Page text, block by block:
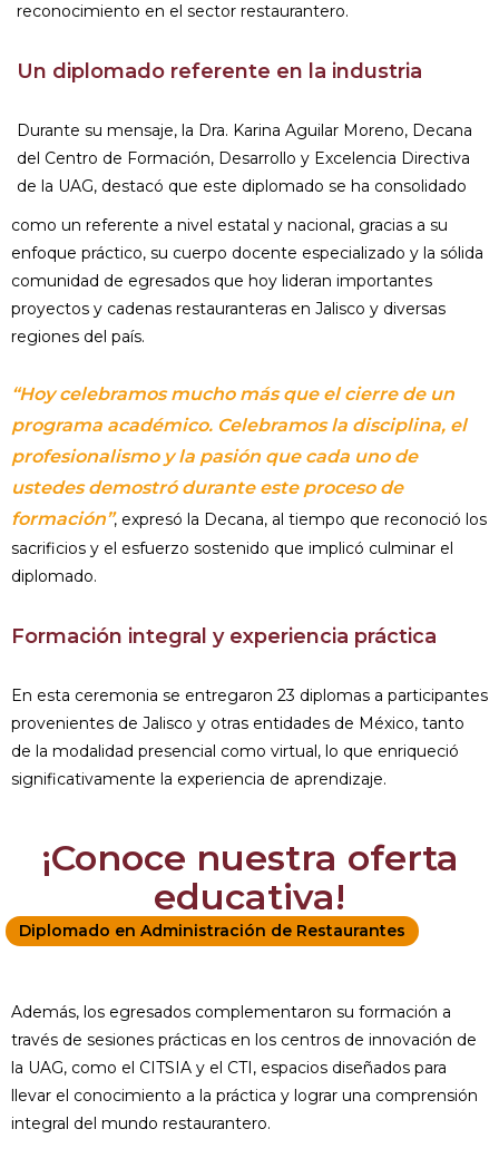
reconocimiento en el sector restaurantero.
Un diplomado referente en la industria
Durante su mensaje, la Dra. Karina Aguilar Moreno, Decana
del Centro de Formación, Desarrollo y Excelencia Directiva
de la UAG, destacó que este diplomado se ha consolidado
como un referente a nivel estatal y nacional, gracias a su
enfoque práctico, su cuerpo docente especializado y la sólida
comunidad de egresados que hoy lideran importantes
proyectos y cadenas restauranteras en Jalisco y diversas
regiones del país.
“Hoy celebramos mucho más que el cierre de un
programa académico. Celebramos la disciplina, el
profesionalismo y la pasión que cada uno de
ustedes demostró durante este proceso de
formación”, expresó la Decana, al tiempo que reconoció los
sacrificios y el esfuerzo sostenido que implicó culminar el
diplomado.
Formación integral y experiencia práctica
En esta ceremonia se entregaron 23 diplomas a participantes
provenientes de Jalisco y otras entidades de México, tanto
de la modalidad presencial como virtual, lo que enriqueció
significativamente la experiencia de aprendizaje.
¡Conoce nuestra oferta
educativa!
Diplomado en Administración de Restaurantes
Además, los egresados complementaron su formación a
través de sesiones prácticas en los centros de innovación de
la UAG, como el CITSIA y el CTI, espacios diseñados para
llevar el conocimiento a la práctica y lograr una comprensión
integral del mundo restaurantero.